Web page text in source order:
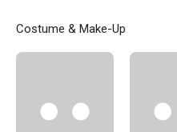
Costume & Make-Up